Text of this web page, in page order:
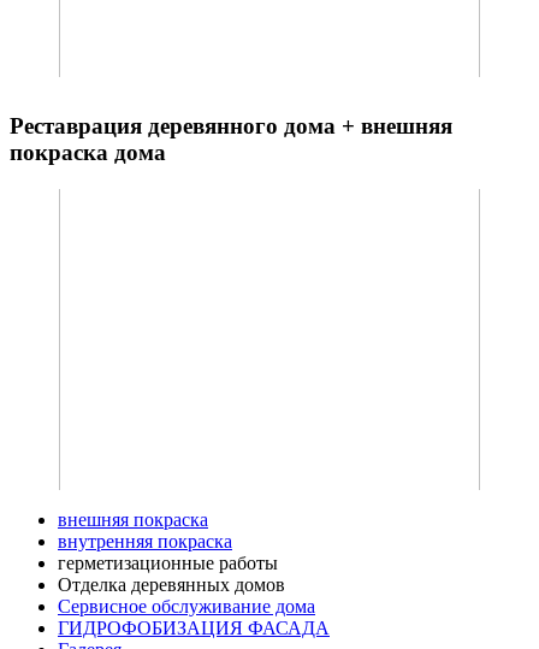
Реставрация деревянного дома + внешняя
покраска дома
внешняя покраска
внутренняя покраска
герметизационные работы
Отделка деревянных домов
Сервисное обслуживание дома
ГИДРОФОБИЗАЦИЯ ФАСАДА